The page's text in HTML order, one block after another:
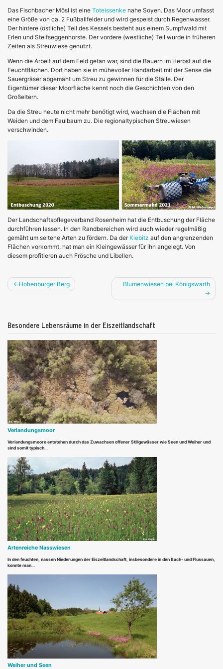
Das Fischbacher Mösl ist eine Toteissenke nahe Soyen. Das Moor umfasst
eine Größe von ca. 2 Fußballfelder und wird gespeist durch Regenwasser.
Der hintere (östliche) Teil des Kessels besteht aus einem Sumpfwald mit
Erlen und Steifseggenhorste. Der vordere (westliche) Teil wurde in früheren
Zeiten als Streuwiese genutzt.
Wenn die Arbeit auf dem Feld getan war, sind die Bauern im Herbst auf die
Feuchtflächen. Dort haben sie in mühevoller Handarbeit mit der Sense die
Sauergräser abgemäht um Streu zu gewinnen für die Ställe. Der
Eigentümer dieser Moorfläche kennt noch die Geschichten von den
Großeltern.
Da die Streu heute nicht mehr benötigt wird, wachsen die Flächen mit
Weiden und dem Faulbaum zu. Die regionaltypischen Streuwiesen
verschwinden.
Der Landschaftspflegeverband Rosenheim hat die Entbuschung der Fläche
durchführen lassen. In den Randbereichen wird auch wieder regelmäßig
gemäht um seltene Arten zu fördern. Da der Kiebitz auf den angrenzenden
Flächen vorkommt, hat man ein Kleingewässer für ihn angelegt. Von
diesem profitieren auch Frösche und Libellen.
Beitragsnavigation
Hohenburger Berg Blumenwiesen bei Königswarth
Besondere Lebensräume in der Eiszeitlandschaft
Verlandungsmoor
Verlandungsmoore entstehen durch das Zuwachsen offener Stillgewässer wie Seen und Weiher und
sind somit typisch…
Artenreiche Nasswiesen
In den feuchten, nassen Niederungen der Eiszeitlandschaft, insbesondere in den Bach- und Flussauen,
konnte man…
Weiher und Seen